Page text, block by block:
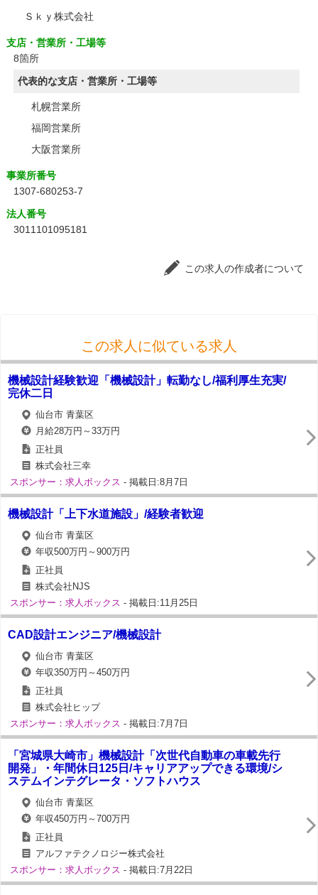
Ｓｋｙ株式会社
支店・営業所・工場等
8箇所
代表的な支店・営業所・工場等
札幌営業所
福岡営業所
大阪営業所
事業所番号
1307-680253-7
法人番号
3011101095181
この求人の作成者について
この求人に似ている求人
機械設計経験歓迎「機械設計」転勤なし/福利厚生充実/
完休二日
仙台市 青葉区
月給28万円～33万円
正社員
株式会社三幸
スポンサー：求人ボックス - 掲載日:8月7日
機械設計「上下水道施設」/経験者歓迎
仙台市 青葉区
年収500万円～900万円
正社員
株式会社NJS
スポンサー：求人ボックス - 掲載日:11月25日
CAD設計エンジニア/機械設計
仙台市 青葉区
年収350万円～450万円
正社員
株式会社ヒップ
スポンサー：求人ボックス - 掲載日:7月7日
「宮城県大崎市」機械設計「次世代自動車の車載先行
開発」・年間休日125日/キャリアアップできる環境/シ
ステムインテグレータ・ソフトハウス
仙台市 青葉区
年収450万円～700万円
正社員
アルファテクノロジー株式会社
スポンサー：求人ボックス - 掲載日:7月22日